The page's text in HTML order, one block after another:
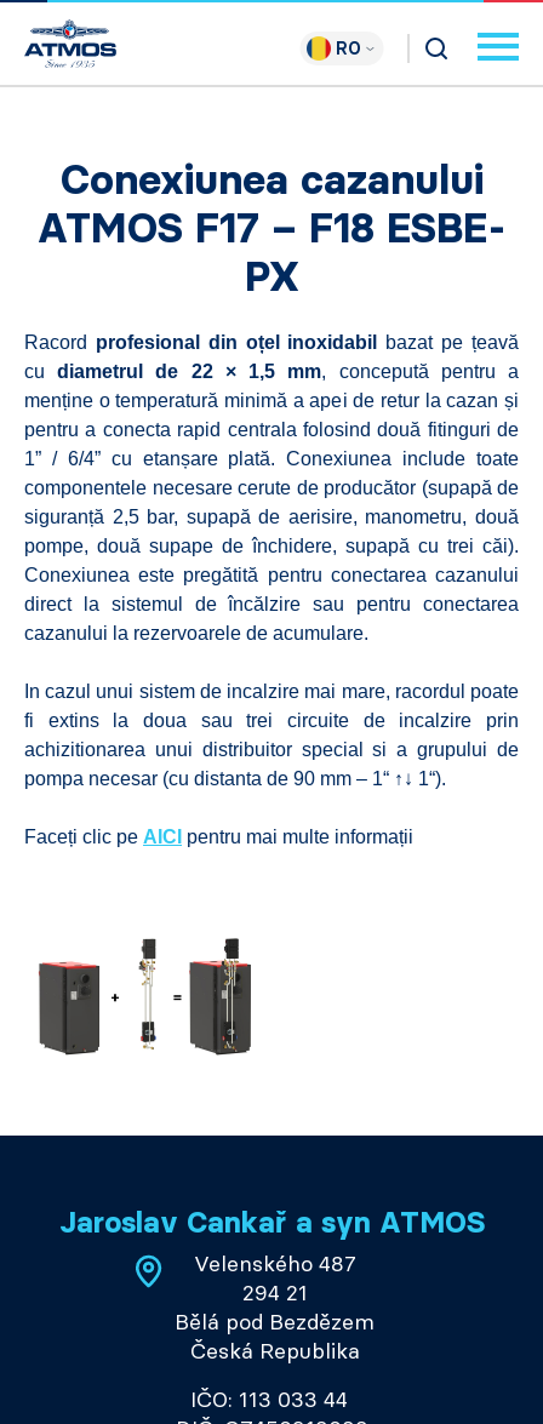
RO
Conexiunea cazanului
ATMOS F17 – F18 ESBE-
PX
Racord profesional din oțel inoxidabil
bazat pe țeavă
cudiametrul de 22 × 1,5 mm, concepută pentru a
menține o temperatură minimă a apei de retur la cazan și
pentru a conecta rapid centrala folosind două fitinguri de
1” / 6/4” cu etanșare plată. Conexiunea include toate
componentele necesare cerute de producător (supapă de
siguranță 2,5 bar, supapă de aerisire, manometru, două
pompe, două supape de închidere, supapă cu trei căi).
Conexiunea este pregătită pentru conectarea cazanului
direct la sistemul de încălzire sau pentru conectarea
cazanului la rezervoarele de acumulare.
In cazul unui sistem de incalzire mai mare, racordul poate
fi extins la doua sau trei circuite de incalzire prin
achizitionarea unui distribuitor special si a grupului de
pompa necesar (cu distanta de 90 mm – 1“ ↑↓ 1“).
Faceți clic pe AICI pentru mai multe informații
Jaroslav Cankař a syn ATMOS
Velenského 487
294 21
Bělá pod Bezdězem
Česká Republika
IČO: 113 033 44